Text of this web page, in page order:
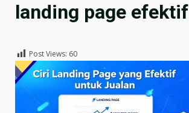
landing page efektif
Post Views: 60